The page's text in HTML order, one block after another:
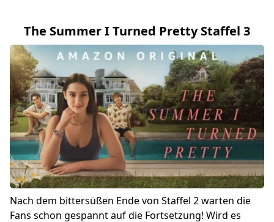
The Summer I Turned Pretty Staffel 3
Nach dem bittersüßen Ende von Staffel 2 warten die
Fans schon gespannt auf die Fortsetzung! Wird es